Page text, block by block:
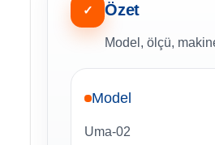
✓ Özet
Model, ölçü,
Model
Uma-02